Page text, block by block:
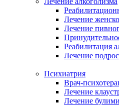
Лечение
Лечение
Реабилитация
Лечение
Психиатрия
Врач-
Лечение
Лечение